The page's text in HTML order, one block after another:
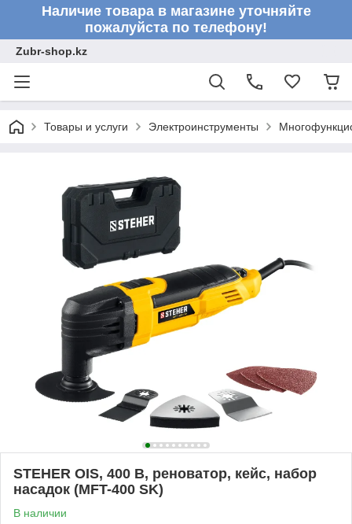
Наличие товара в магазине уточняйте
пожалуйста по телефону!
Zubr-shop.kz
Товары и услуги Электроинструменты
STEHER OIS, 400 В, реноватор, кейс, набор
насадок (MFT-400 SK)
В наличии